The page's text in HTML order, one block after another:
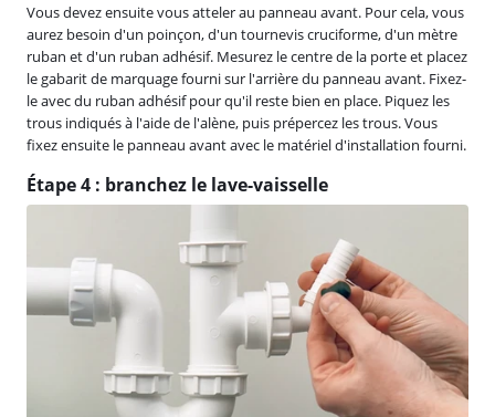
Vous devez ensuite vous atteler au panneau avant. Pour cela, vous
aurez besoin d'un poinçon, d'un tournevis cruciforme, d'un mètre
ruban et d'un ruban adhésif. Mesurez le centre de la porte et placez
le gabarit de marquage fourni sur l'arrière du panneau avant. Fixez-
le avec du ruban adhésif pour qu'il reste bien en place. Piquez les
trous indiqués à l'aide de l'alène, puis prépercez les trous. Vous
fixez ensuite le panneau avant avec le matériel d'installation fourni.
Étape 4 : branchez le lave-vaisselle